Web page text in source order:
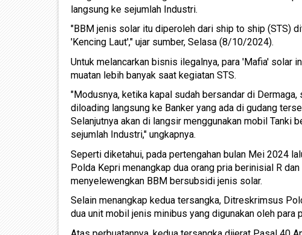
langsung ke sejumlah Industri.
"BBM jenis solar itu diperoleh dari ship to ship (STS)
'Kencing Laut'," ujar sumber, Selasa (8/10/2024).
Untuk melancarkan bisnis ilegalnya, para 'Mafia' solar
muatan lebih banyak saat kegiatan STS.
"Modusnya, ketika kapal sudah bersandar di
diloading langsung ke Banker yang ada di gudang
Selanjutnya akan di langsir menggunakan mobil Tanki
sejumlah Industri," ungkapnya.
Seperti diketahui, pada pertengahan bulan Mei 2024
Polda Kepri menangkap dua orang pria berinisial R
menyelewengkan BBM bersubsidi jenis solar.
Selain menangkap kedua tersangka, Ditreskrimsus
dua unit mobil jenis minibus yang digunakan oleh para